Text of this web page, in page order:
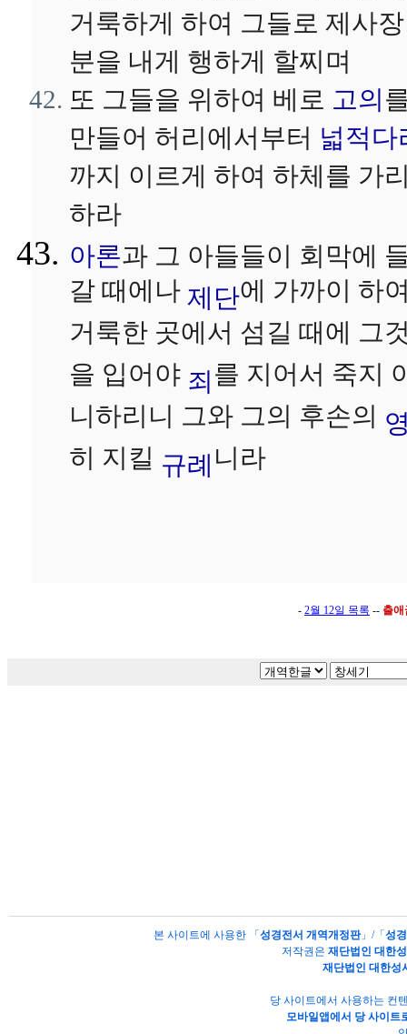
거룩하게 하여 그들로 제사
분을 내게 행하게 할찌며
또 그들을 위하여 베로 고의
만들어 허리에서부터 넓적다
까지 이르게 하여 하체를 가
하라
아론과 그 아들들이 회막에
갈 때에나 제단에 가까이 하
거룩한 곳에서 섬길 때에 그
을 입어야 죄 를 지어서 죽지
니하리니 그와 그의 후손의
히 지킬 규례 니라
- 2월 12일 목록 -- 출애
본 사이트에 사용한 「 성경전서 개역개정판」/「 성
저작권은 재단법인 대한
재단법인 대한성
당 사이트에서 사용하는 컨
모바일앱에서 당 사이트